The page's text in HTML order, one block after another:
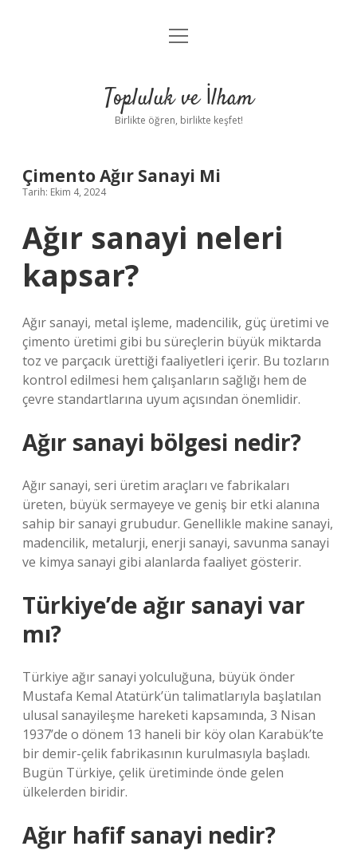
Anasayfa
Yasal Uyarı
menüyü
Topluluk ve İlham
Birlikte öğren, birlikte keşfet!
Çimento Ağır Sanayi Mi
Tarih: Ekim 4, 2024
Ağır sanayi neleri
kapsar?
Ağır sanayi, metal işleme, madencilik, güç üretimi ve
çimento üretimi gibi bu süreçlerin büyük miktarda
toz ve parçacık ürettiği faaliyetleri içerir. Bu tozların
kontrol edilmesi hem çalışanların sağlığı hem de
çevre standartlarına uyum açısından önemlidir.
Ağır sanayi bölgesi nedir?
Ağır sanayi, seri üretim araçları ve fabrikaları
üreten, büyük sermayeye ve geniş bir etki alanına
sahip bir sanayi grubudur. Genellikle makine sanayi,
madencilik, metalurji, enerji sanayi, savunma sanayi
ve kimya sanayi gibi alanlarda faaliyet gösterir.
Türkiye’de ağır sanayi var
mı?
Türkiye ağır sanayi yolculuğuna, büyük önder
Mustafa Kemal Atatürk’ün talimatlarıyla başlatılan
ulusal sanayileşme hareketi kapsamında, 3 Nisan
1937’de o dönem 13 haneli bir köy olan Karabük’te
bir demir-çelik fabrikasının kurulmasıyla başladı.
Bugün Türkiye, çelik üretiminde önde gelen
ülkelerden biridir.
Ağır hafif sanayi nedir?